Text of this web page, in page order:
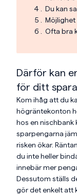
Du kan
Ofta bra
Därför kan
för ditt
Kom ihåg att du
högräntekonton
hos en nischbank
sparpengarna
risken ökar.
du inte heller
innebär mer
Dessutom ställs
gör det enkelt att